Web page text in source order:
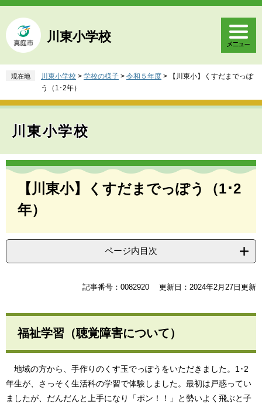
ペ
ジ
の
頭
。
メ
ュ
ー
飛
て
川東小学校
現在地 川東小学校 > 学校の様子 > 令和５年度 >
【川東小】くすだまでっぽ
う（1･2年）
川東小学校
本
【川東小】くすだまでっぽう（1･2
年）
ページ内目次
記事番号：0082920 更新日：2024年2月27日更新
福祉学習（聴覚障害について）
地域の方から、手作りのくす玉でっぽうをいただきました。1･2
年生が、さっそく生活科の学習で体験しました。最初は戸惑ってい
ましたが、だんだんと上手になり「ポン！！」と勢いよく飛ぶと子